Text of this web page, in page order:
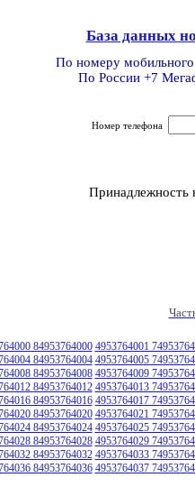
База данных
По номеру мобильного
По России +7
Номер телефона
84953764000 4953764001
84953764004 4953764005
84953764008 4953764009
84953764012 4953764013
84953764016 4953764017
84953764020 4953764021
84953764024 4953764025
84953764028 4953764029
84953764032 4953764033
84953764036 4953764037